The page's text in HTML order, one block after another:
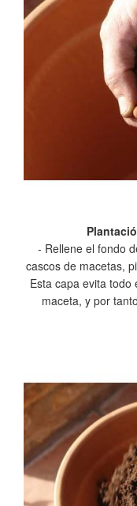
- Rellene el fondo
cascos de macetas,
Esta capa evita
maceta, y por